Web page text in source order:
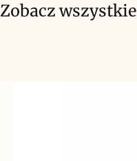
Zobacz wszystkie